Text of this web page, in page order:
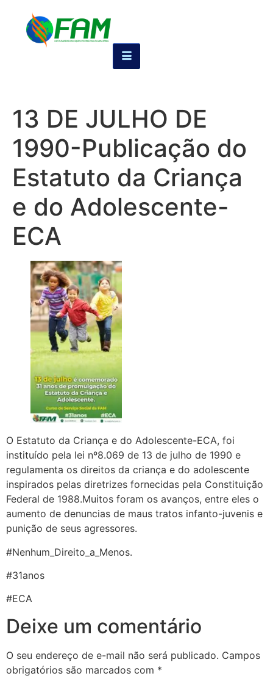
13 DE JULHO DE
1990-Publicação do
Estatuto da Criança
e do Adolescente-
ECA
O Estatuto da Criança e do Adolescente-ECA, foi
instituído pela lei nº8.069 de 13 de julho de 1990 e
regulamenta os direitos da criança e do adolescente
inspirados pelas diretrizes fornecidas pela Constituição
Federal de 1988.Muitos foram os avanços, entre eles o
aumento de denuncias de maus tratos infanto-juvenis e
punição de seus agressores.
#Nenhum_Direito_a_Menos.
#31anos
#ECA
Deixe um comentário
O seu endereço de e-mail não será publicado. Campos
obrigatórios são marcados com *